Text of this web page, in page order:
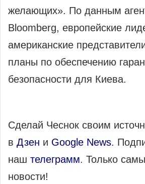
желающих». По данным
Bloomberg, европейские
американские
планы по обеспечению
безопасности для Киева.
Сделай Чеснок своим
в Дзен и Google News.
наш телеграмм. Только
новости!